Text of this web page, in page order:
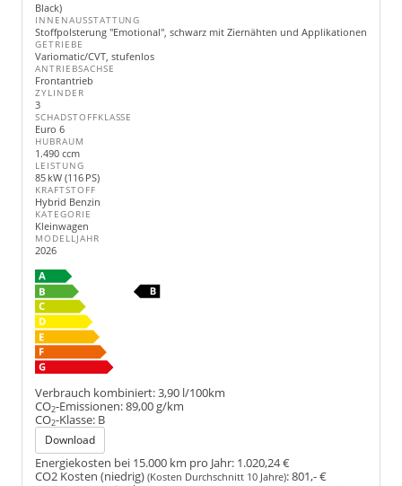
Black)
INNENAUSSTATTUNG
Stoffpolsterung "Emotional", schwarz mit Ziernähten und Applikationen
GETRIEBE
Variomatic/CVT, stufenlos
ANTRIEBSACHSE
Frontantrieb
ZYLINDER
3
SCHADSTOFFKLASSE
Euro 6
HUBRAUM
1.490 ccm
LEISTUNG
85 kW (116 PS)
KRAFTSTOFF
Hybrid Benzin
KATEGORIE
Kleinwagen
MODELLJAHR
2026
Verbrauch kombiniert:3,90 l/100km
CO2-Emissionen:89,00 g/km
CO2-Klasse: B
Download
Energiekosten bei 15.000 km pro Jahr: 1.020,24 €
CO2 Kosten (niedrig) (Kosten Durchschnitt 10 Jahre):801,- €